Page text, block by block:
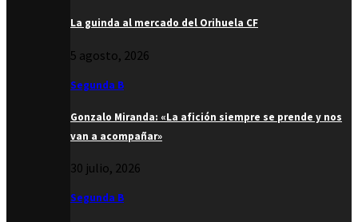
La guinda al mercado del Orihuela CF
5 agosto, 2026
Segunda B
Gonzalo Miranda: «La afición siempre se prende y nos
van a acompañar»
30 julio, 2026
Segunda B